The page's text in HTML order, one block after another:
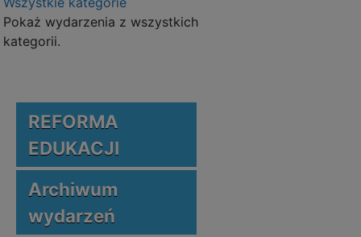
Pokaż wydarzenia z wszystkich
kategorii.
REFORMA
EDUKACJI
Archiwum
wydarzeń